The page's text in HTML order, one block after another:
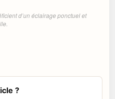
d’un éclairage ponctuel et
?